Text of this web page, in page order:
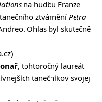
na hudbu Franze
ztvárnění Petra
Ohlas byl skutečně
)
, tohtoročný laureát
tanečníkov svojej